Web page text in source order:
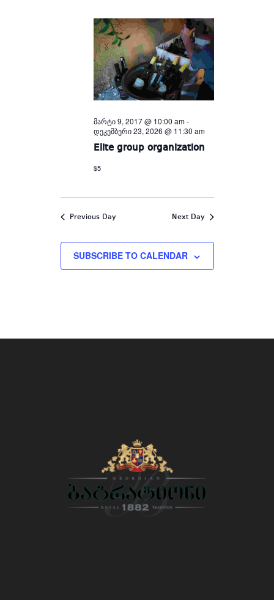
მარტი 9, 2017 @ 10:00 am-
დეკემბერი 23, 2026 @ 11:30 am
Elite group organization
$5
Previous Day Next Day
SUBSCRIBE TO CALENDAR